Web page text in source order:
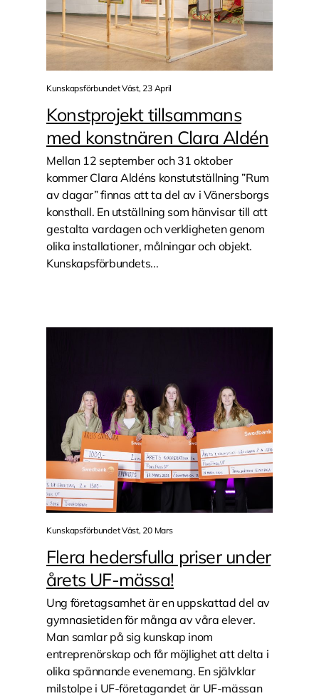
Kunskapsförbundet Väst, 23 April
Konstprojekt tillsammans
med konstnären Clara Aldén
Mellan 12 september och 31 oktober
kommer Clara Aldéns konstutställning ”Rum
av dagar” finnas att ta del av i Vänersborgs
konsthall. En utställning som hänvisar till att
gestalta vardagen och verkligheten genom
olika installationer, målningar och objekt.
Kunskapsförbundets...
Kunskapsförbundet Väst, 20 Mars
Flera hedersfulla priser under
årets UF-mässa!
Ung företagsamhet är en uppskattad del av
gymnasietiden för många av våra elever.
Man samlar på sig kunskap inom
entreprenörskap och får möjlighet att delta i
olika spännande evenemang. En självklar
milstolpe i UF-företagandet är UF-mässan